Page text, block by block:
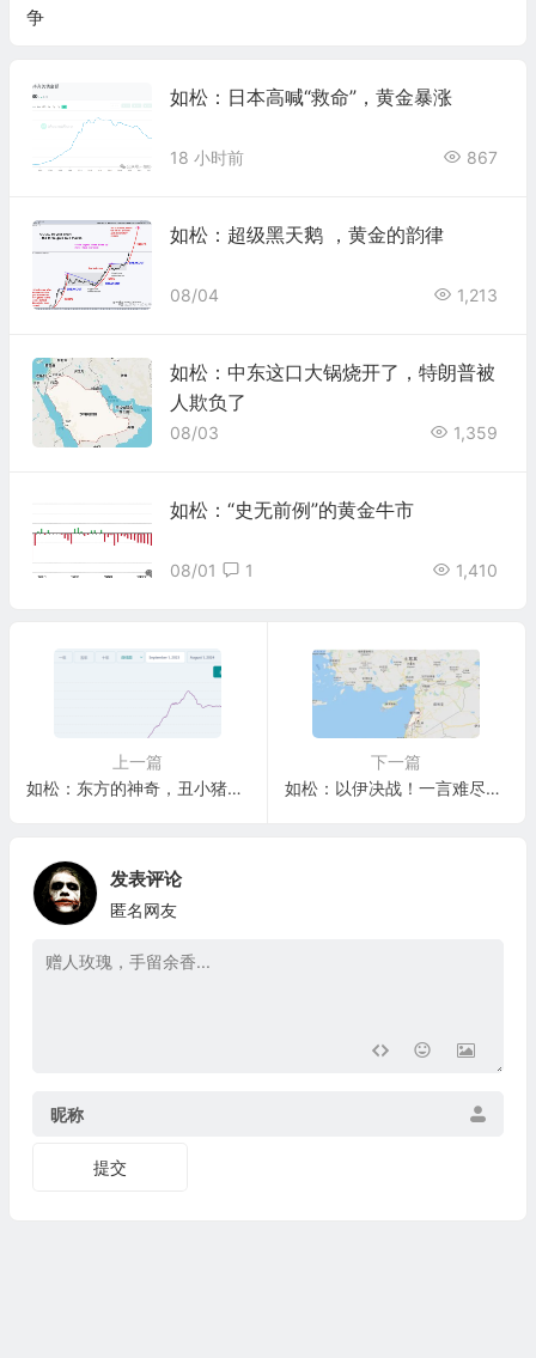
争
如松：日本高喊“救命”，黄金暴涨
18 小时前 867
如松：超级黑天鹅 ，黄金的韵律
08/04 1,213
如松：中东这口大锅烧开了，特朗普被
人欺负了
08/03 1,359
如松：“史无前例”的黄金牛市
08/01 1,410
1
上一篇
如松：东方的神奇，丑小猪一夜变成白天鹅！
下一篇
如松：以伊决战！一言难尽黎巴嫩，古罗马第一劲敌！
发表评论
匿名网友
昵称
提交